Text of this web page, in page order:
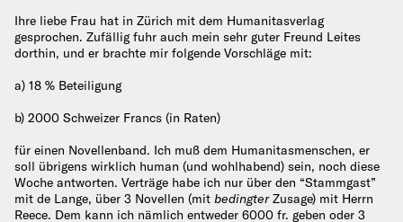
Ihre liebe Frau hat in Zürich mit dem Humanitasverlag
gesprochen. Zufällig fuhr auch mein sehr guter Freund Leites
dorthin, und er brachte mir folgende Vorschläge mit:
a) 18 % Beteiligung
b) 2000 Schweizer Francs (in Raten)
für einen Novellenband. Ich muß dem Humanitasmenschen, er
soll übrigens wirklich human (und wohlhabend) sein, noch diese
Woche antworten. Verträge habe ich nur über den “Stammgast”
mit de Lange, über 3 Novellen (mit bedingterZusage) mit Herrn
Reece. Dem kann ich nämlich entweder 6000 fr. geben oder 3